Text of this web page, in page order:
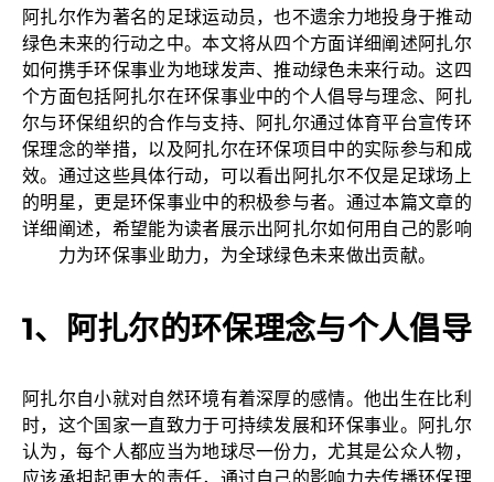
阿扎尔作为著名的足球运动员，也不遗余力地投身于推动
绿色未来的行动之中。本文将从四个方面详细阐述阿扎尔
如何携手环保事业为地球发声、推动绿色未来行动。这四
个方面包括阿扎尔在环保事业中的个人倡导与理念、阿扎
尔与环保组织的合作与支持、阿扎尔通过体育平台宣传环
保理念的举措，以及阿扎尔在环保项目中的实际参与和成
效。通过这些具体行动，可以看出阿扎尔不仅是足球场上
的明星，更是环保事业中的积极参与者。通过本篇文章的
详细阐述，希望能为读者展示出阿扎尔如何用自己的影响
力为环保事业助力，为全球绿色未来做出贡献。
1、阿扎尔的环保理念与个人倡导
阿扎尔自小就对自然环境有着深厚的感情。他出生在比利
时，这个国家一直致力于可持续发展和环保事业。阿扎尔
认为，每个人都应当为地球尽一份力，尤其是公众人物，